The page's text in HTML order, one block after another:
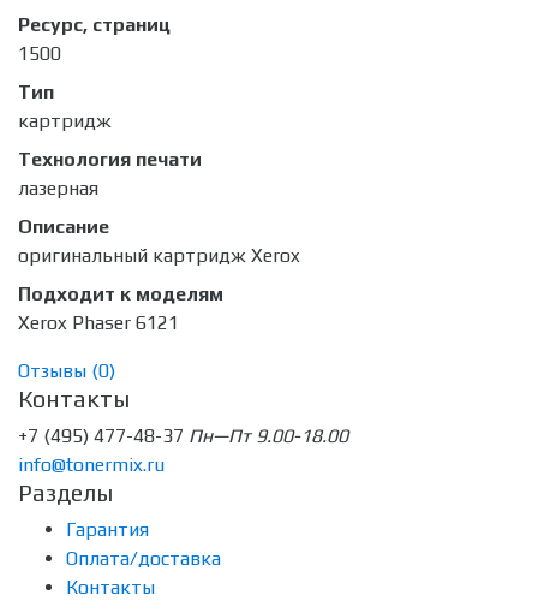
Ресурс, страниц
1500
Тип
картридж
Технология печати
лазерная
Описание
оригинальный картридж Xerox
Подходит к моделям
Xerox Phaser 6121
Отзывы (0)
Контакты
+7 (495) 477-48-37 Пн—Пт 9.00-18.00
info@tonermix.ru
Разделы
Гарантия
Оплата/доставка
Контакты